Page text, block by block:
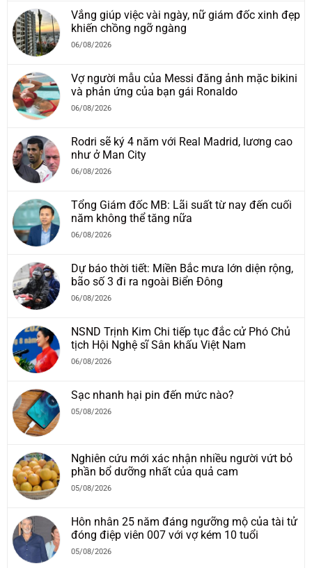
Vắng giúp việc vài ngày, nữ giám đốc xinh đẹp
khiến chồng ngỡ ngàng
06/08/2026
Vợ người mẫu của Messi đăng ảnh mặc bikini
và phản ứng của bạn gái Ronaldo
06/08/2026
Rodri sẽ ký 4 năm với Real Madrid, lương cao
như ở Man City
06/08/2026
Tổng Giám đốc MB: Lãi suất từ nay đến cuối
năm không thể tăng nữa
06/08/2026
Dự báo thời tiết: Miền Bắc mưa lớn diện rộng,
bão số 3 đi ra ngoài Biển Đông
06/08/2026
NSND Trịnh Kim Chi tiếp tục đắc cử Phó Chủ
tịch Hội Nghệ sĩ Sân khấu Việt Nam
06/08/2026
Sạc nhanh hại pin đến mức nào?
05/08/2026
Nghiên cứu mới xác nhận nhiều người vứt bỏ
phần bổ dưỡng nhất của quả cam
05/08/2026
Hôn nhân 25 năm đáng ngưỡng mộ của tài tử
đóng điệp viên 007 với vợ kém 10 tuổi
05/08/2026